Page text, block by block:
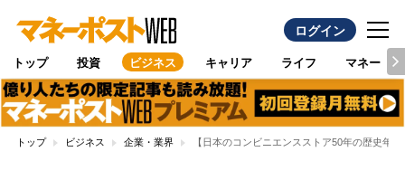
ログイン
トップ 投資 ビジネス キャリア ライフ マネー
トップ ビジネス 企業・業界 【日本のコンビニエンスストア50年の歴史年